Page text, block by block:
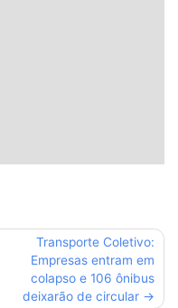
Transporte Coletivo:
Empresas entram em
colapso e 106 ônibus
deixarão de circular